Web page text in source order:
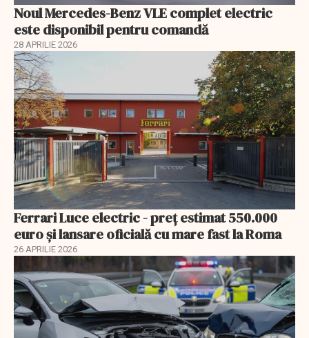
Noul Mercedes-Benz VLE complet electric
este disponibil pentru comandă
28 APRILIE 2026
Ferrari Luce electric - preț estimat 550.000
euro și lansare oficială cu mare fast la Roma
26 APRILIE 2026